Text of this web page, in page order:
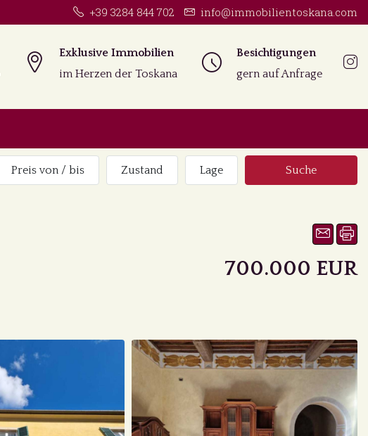
+39 3284 844 702 info@immobilientoskana.com
Exklusive Immobilien
im Herzen der Toskana
Besichtigungen
gern auf Anfrage
Preis von / bis Zustand Lage Suche
700.000 EUR